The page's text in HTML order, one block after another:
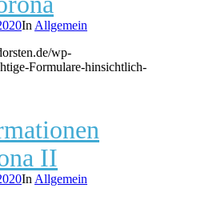
In Allgemein
wp-
Formulare-hinsichtlich-
II
In Allgemein